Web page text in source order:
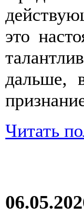
это
дальше,
Читать